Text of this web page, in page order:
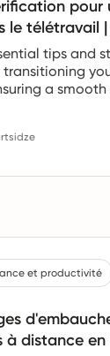
pour
le télétravail
tips and
transitioning
a
et productivité
à distance en